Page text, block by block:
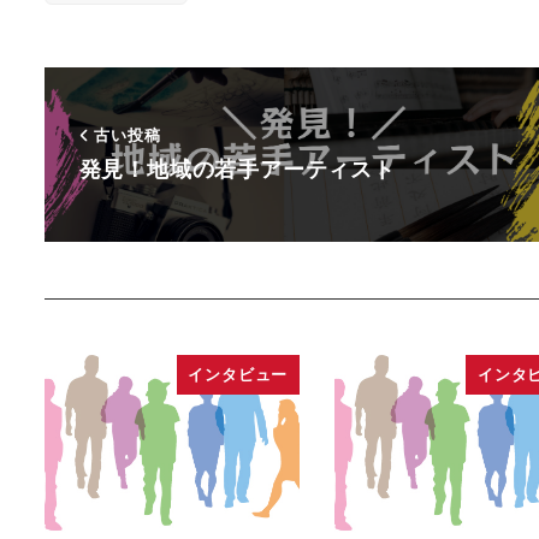
古い投稿
発見！地域の若手アーティスト
インタビュー インタ